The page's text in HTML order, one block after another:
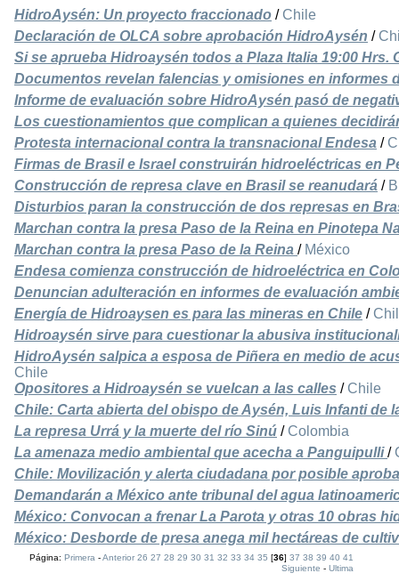
HidroAysén: Un proyecto fraccionado / Chile
Declaración de OLCA sobre aprobación HidroAysén /
Si se aprueba Hidroaysén todos a Plaza Italia 19:00 Hrs.
Documentos revelan falencias y omisiones en informes
Informe de evaluación sobre HidroAysén pasó de
Los cuestionamientos que complican a quienes
Protesta internacional contra la transnacional Endesa /
Firmas de Brasil e Israel construirán hidroeléctricas en
Construcción de represa clave en Brasil se reanudará /
Disturbios paran la construcción de dos represas en
Marchan contra la presa Paso de la Reina en Pinotepa
Marchan contra la presa Paso de la Reina / México
Endesa comienza construcción de hidroeléctrica en
Denuncian adulteración en informes de evaluación
Energía de Hidroaysen es para las mineras en Chile /
Hidroaysén sirve para cuestionar la abusiva
HidroAysén salpica a esposa de Piñera en medio de
Chile
Opositores a Hidroaysén se vuelcan a las calles / Chile
Chile: Carta abierta del obispo de Aysén, Luis Infanti de
La represa Urrá y la muerte del río Sinú / Colombia
La amenaza medio ambiental que acecha a Panguipulli/
Chile: Movilización y alerta ciudadana por posible
Demandarán a México ante tribunal del agua
México: Convocan a frenar La Parota y otras 10 obras
México: Desborde de presa anega mil hectáreas de
Página:Primera -Anterior 26 27 28 29 30 31 32 33 34 35 [36]37 38 39 40 41
Siguiente -Ultima